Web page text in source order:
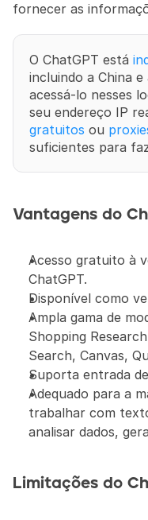
fornecer as
O ChatGPT está
incluindo a China
acessá-lo nesses
seu endereço IP
gratuitos ou
suficientes para
Vantagens do
Acesso gratuito à
ChatGPT.
Disponível como
Ampla gama de
Shopping
Search, Canvas,
Suporta entrada
Adequado para a
trabalhar com
analisar dados,
Limitações do